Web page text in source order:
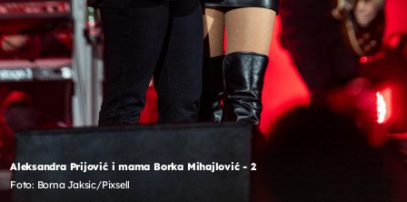
Aleksandra Prijović i mama Borka Mihajlović - 2
Foto: Borna Jaksic/Pixsell